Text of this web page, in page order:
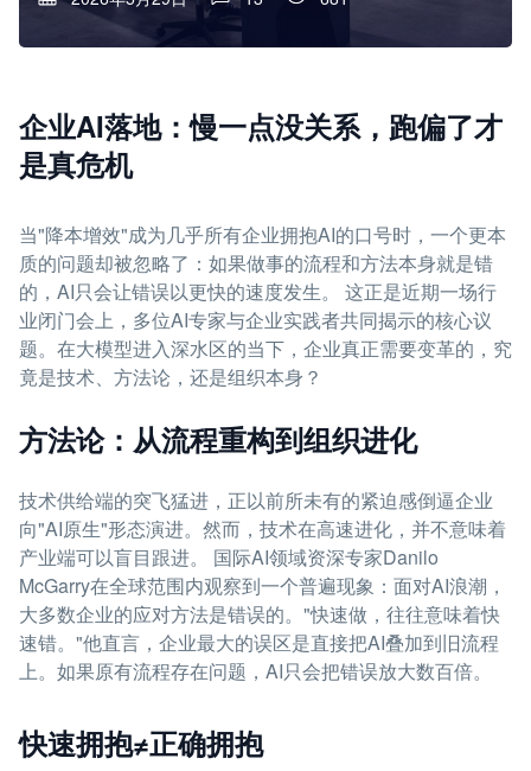
企业AI落地：慢一点没关系，跑偏了才
是真危机
当"降本增效"成为几乎所有企业拥抱AI的口号时，一个更本
质的问题却被忽略了：如果做事的流程和方法本身就是错
的，AI只会让错误以更快的速度发生。 这正是近期一场行
业闭门会上，多位AI专家与企业实践者共同揭示的核心议
题。在大模型进入深水区的当下，企业真正需要变革的，究
竟是技术、方法论，还是组织本身？
方法论：从流程重构到组织进化
技术供给端的突飞猛进，正以前所未有的紧迫感倒逼企业
向"AI原生"形态演进。然而，技术在高速进化，并不意味着
产业端可以盲目跟进。 国际AI领域资深专家Danilo
McGarry在全球范围内观察到一个普遍现象：面对AI浪潮，
大多数企业的应对方法是错误的。"快速做，往往意味着快
速错。"他直言，企业最大的误区是直接把AI叠加到旧流程
上。如果原有流程存在问题，AI只会把错误放大数百倍。
快速拥抱≠正确拥抱